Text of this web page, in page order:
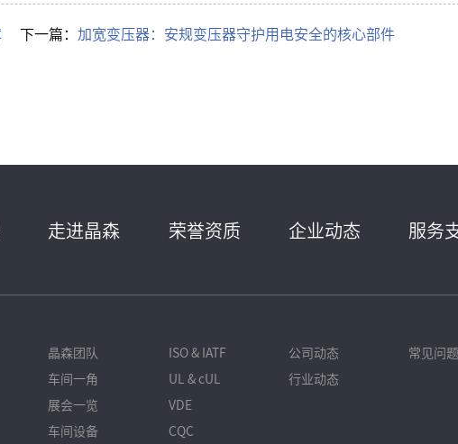
下一篇： 加宽变压器：安规变压器守护用电安全的核心部件
走进晶森 荣誉资质 企业动态 服务
晶森团队
车间一角
展会一览
车间设备
ISO & IATF
UL & cUL
VDE
CQC
公司动态
行业动态
常见问题